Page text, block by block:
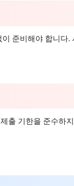
준비해야 합니다.
출 기한을 준수하